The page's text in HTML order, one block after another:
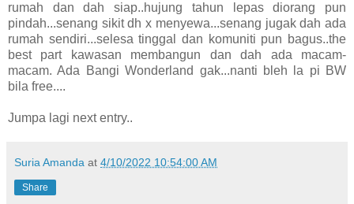
rumah dan dah siap..hujung tahun lepas diorang pun
pindah...senang sikit dh x menyewa...senang jugak dah ada
rumah sendiri...selesa tinggal dan komuniti pun bagus..the
best part kawasan membangun dan dah ada macam-
macam. Ada Bangi Wonderland gak...nanti bleh la pi BW
bila free....
Jumpa lagi next entry..
Suria Amanda at 4/10/2022 10:54:00 AM
Share